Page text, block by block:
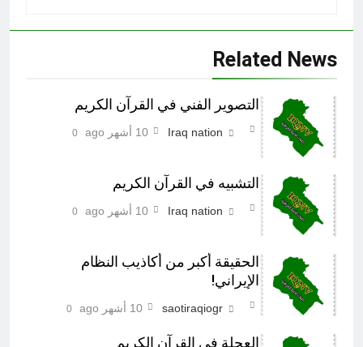
Related News
التصوير الفني في القرآن الكريم
Iraq nation 10 أشهر ago 0
التشبيه في القرآن الكريم
Iraq nation 10 أشهر ago 0
الحقيقة أکبر من أکاذيب النظام
الإيراني!
saotiraqiogr 10 أشهر ago 0
العجلة في القرآن الكريم